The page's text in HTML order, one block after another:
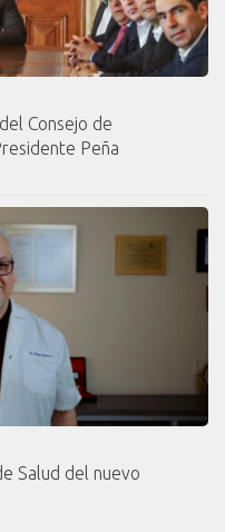
Consejo de
Peña
Salud del nuevo